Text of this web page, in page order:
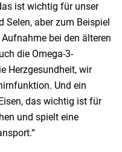
ist wichtig für unser
Selen, aber zum Beispiel
bei den älteren
die Omega-3-
Herzgesundheit, wir
Und ein
das wichtig ist für
und spielt eine